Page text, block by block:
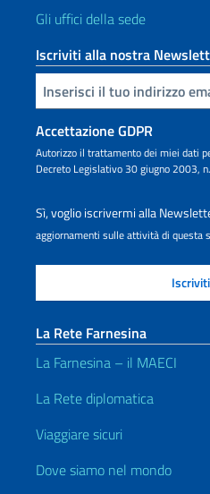
Gli uffici della sede
Iscriviti alla nostra
Inserisci la tua email
Accettazione GDPR
Autorizzo il trattamento dei miei dati
Decreto Legislativo 30 giugno 2003,
Sì, voglio iscrivermi alla
aggiornamenti sulle attività di questa
La Rete Farnesina
La Farnesina – il MAECI
La Rete diplomatica
Viaggiare sicuri
Dove siamo nel mondo